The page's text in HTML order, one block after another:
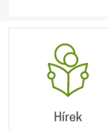
Hírek
Hírek